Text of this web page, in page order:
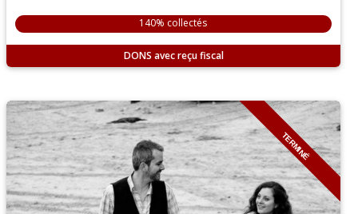
140% collectés
DONS
TERMINÉ